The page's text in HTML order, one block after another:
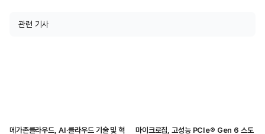
관련 기사
메가존클라우드, AI·클라우드 기술 및 혁 마이크로칩, 고성능 PCIe® Gen 6 스토